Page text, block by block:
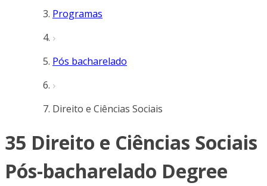
Programas
Pós bacharelado
Direito e Ciências Sociais
35 Direito e Ciências Sociais
Pós-bacharelado Degree